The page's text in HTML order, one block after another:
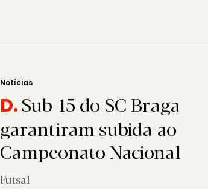
Notícias
D.Sub-15 do SC Braga
garantiram subida ao
Campeonato Nacional
Futsal